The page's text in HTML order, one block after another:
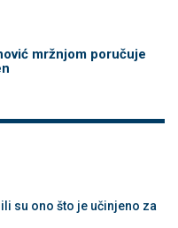
mržnjom poručuje
su ono što je učinjeno za